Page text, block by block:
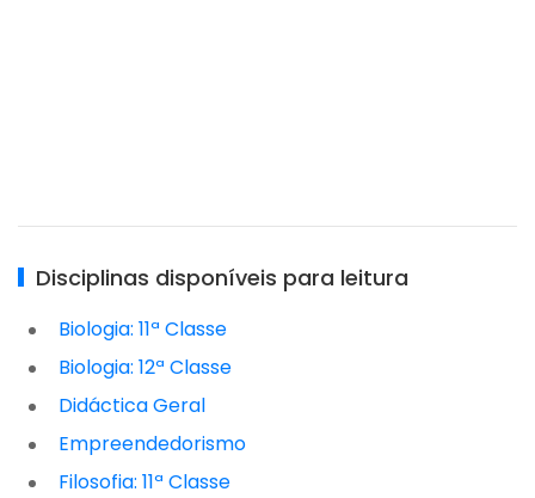
Disciplinas disponíveis para leitura
Biologia: 11ª Classe
Biologia: 12ª Classe
Didáctica Geral
Empreendedorismo
Filosofia: 11ª Classe